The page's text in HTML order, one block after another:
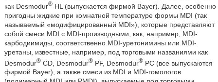
как Desmodur®HL (выпускается фирмой Bayer). Далее, особенно
пригодны жидкие при комнатной температуре формы MDI (так
называемый «модифицированный MDI»), которые представляют
собой смеси MDI с MDI-производными, как, например, MDI-
карбодиимиды, соответственно MDI-уретонимины или MDI-
уретаны, известные, например, под торговыми названиями как
Desmodur®CD, Desmodur®PF, Desmodur®PC (все выпускаются
фирмой Bayer), а также смеси из MDI и MDI-гомологов